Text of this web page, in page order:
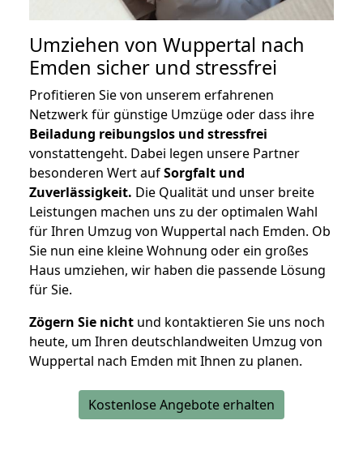
Umziehen von Wuppertal nach
Emden sicher und stressfrei
Profitieren Sie von unserem erfahrenen
Netzwerk für günstige Umzüge oder dass ihre
Beiladung reibungslos und stressfrei
vonstattengeht. Dabei legen unsere Partner
besonderen Wert aufSorgfalt und
Zuverlässigkeit. Die Qualität und unser breite
Leistungen machen uns zu der optimalen Wahl
für Ihren Umzug von Wuppertal nach Emden. Ob
Sie nun eine kleine Wohnung oder ein großes
Haus umziehen, wir haben die passende Lösung
für Sie.
Zögern Sie nicht und kontaktieren Sie uns noch
heute, um Ihren deutschlandweiten Umzug von
Wuppertal nach Emden mit Ihnen zu planen.
Kostenlose Angebote erhalten